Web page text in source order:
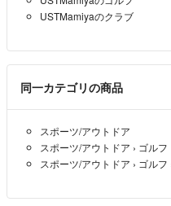
shin- 約1年前
shln様
ご返信ありがとうございますり
1115mm了解致しました。
何度もすみません。最後に。
商品状態の記載がありませんで
シャフト（商品）にはビスが
る様なら教えてください。
USTMamiyaのクラブ
同一カテゴリの商品
スポーツ/アウトドア
スポーツ/アウトドア › ゴルフ
スポーツ/アウトドア › ゴルフ